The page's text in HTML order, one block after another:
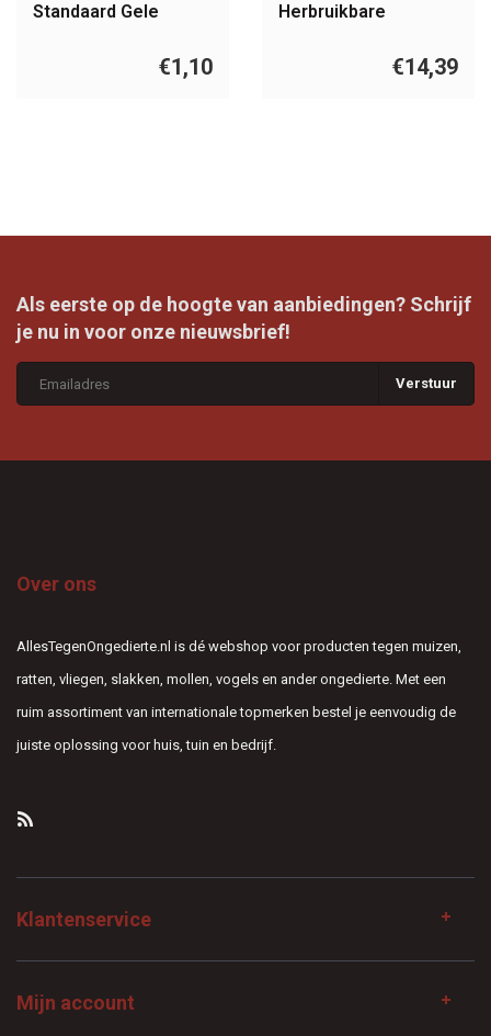
Standaard Gele
Muizen Lijmplank A4
€1,10
Herbruikbare
€14,39
Als eerste op de hoogte van aanbiedingen? Schrijf
je nu in voor onze nieuwsbrief!
Verstuur
Over ons
AllesTegenOngedierte.nl is dé webshop voor producten tegen muizen,
ratten, vliegen, slakken, mollen, vogels en ander ongedierte. Met een
ruim assortiment van internationale topmerken bestel je eenvoudig de
juiste oplossing voor huis, tuin en bedrijf.
Klantenservice
Mijn account